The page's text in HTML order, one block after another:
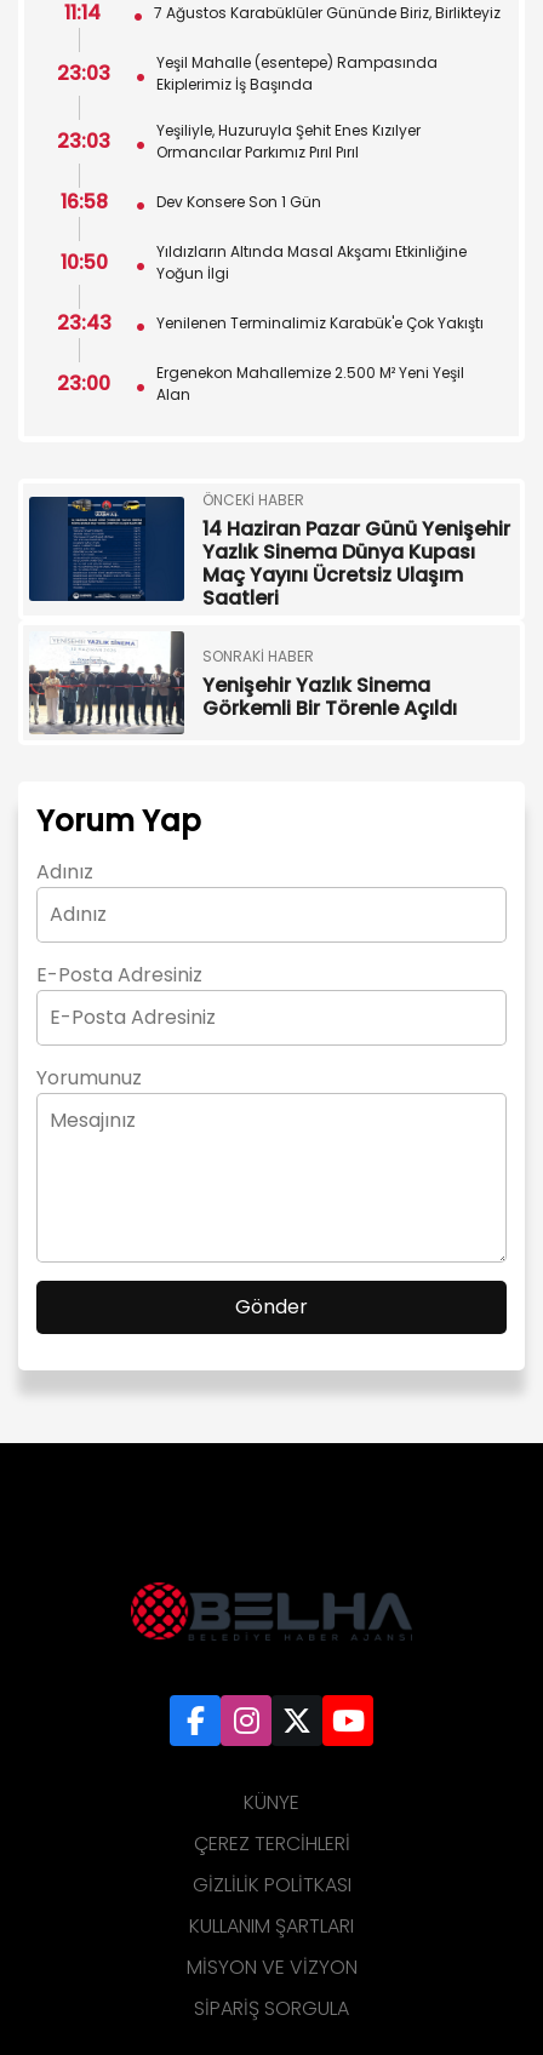
11:14 7 Ağustos Karabüklüler Gününde Biriz, Birlikteyiz
23:03
Yeşil Mahalle (esentepe) Rampasında
Ekiplerimiz İş Başında
23:03
Yeşiliyle, Huzuruyla Şehit Enes Kızılyer
Ormancılar Parkımız Pırıl Pırıl
16:58 Dev Konsere Son 1️ Gün
10:50
Yıldızların Altında Masal Akşamı Etkinliğine
Yoğun İlgi
23:43 Yenilenen Terminalimiz Karabük'e Çok Yakıştı
23:00
Ergenekon Mahallemize 2.500 M² Yeni Yeşil
Alan
ÖNCEKI HABER
14 Haziran Pazar Günü Yenişehir
Yazlık Sinema Dünya Kupası
Maç Yayını Ücretsiz Ulaşım
Saatleri
SONRAKI HABER
Yenişehir Yazlık Sinema
Görkemli Bir Törenle Açıldı
Yorum Yap
Adınız
E-Posta Adresiniz
Yorumunuz
KÜNYE
ÇEREZ TERCIHLERI
GIZLILIK POLITKASI
KULLANIM ŞARTLARI
MISYON VE VIZYON
SIPARIŞ SORGULA